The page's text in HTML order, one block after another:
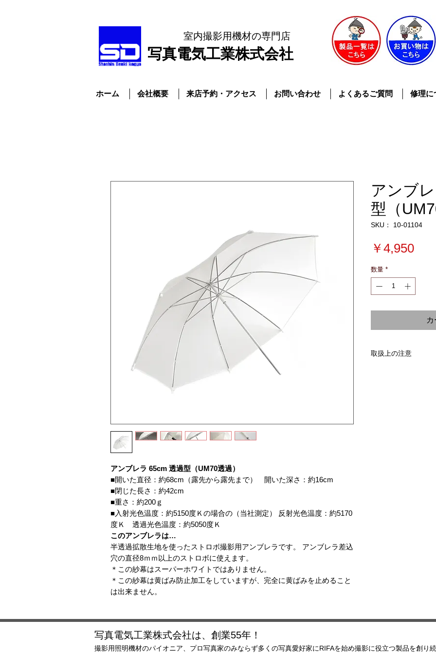
​写真電気工業株式会社
室内撮影用機材の専門店
ホーム 会社概要 来店予約・アクセス お問い合わせ よくあるご質問 修理に
アンブレラ 65cm 透過型（UM70透過）
■開いた直径：約68cm（露先から露先まで） 開いた深さ：約16cm
■閉じた長さ：約42cm
■重さ：約200ｇ
■入射光色温度：約5150度Ｋの場合の（当社測定） 反射光色温度：約5170
度Ｋ 透過光色温度：約5050度Ｋ
このアンブレラは…
半透過拡散生地を使ったストロボ撮影用アンブレラです。 アンブレラ差込
穴の直径8ｍｍ以上のストロボに使えます。
＊この紗幕はスーパーホワイトではありません。
＊この紗幕は黄ばみ防止加工をしていますが、完全に黄ばみを止めること
は出来ません。
アンブ
型（
SKU： 10-01104
￥4,950価
数量 *
取扱上の注意
写真電気工業株式会社は、創業55年！
撮影用照明機材のパイオニア、プロ写真家のみならず多くの写真愛好家にRIFAを始め撮影に役立つ製品を創り続